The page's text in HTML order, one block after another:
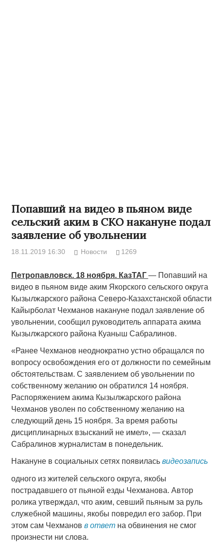
Попавший на видео в пьяном виде
сельский аким в СКО накануне подал
заявление об увольнении
18.11.2019 16:30 Новости 1269
Петропавловск. 18 ноября. КазТАГ — Попавший на
видео в пьяном виде аким Якорского сельского округа
Кызылжарского района Северо-Казахстанской области
Кайырболат Чехманов накануне подал заявление об
увольнении, сообщил руководитель аппарата акима
Кызылжарского района Куаныш Сабралинов.
«Ранее Чехманов неоднократно устно обращался по
вопросу освобождения его от должности по семейным
обстоятельствам. С заявлением об увольнении по
собственному желанию он обратился 14 ноября.
Распоряжением акима Кызылжарского района
Чехманов уволен по собственному желанию на
следующий день 15 ноября. За время работы
дисциплинарных взысканий не имел», — сказал
Сабралинов журналистам в понедельник.
Накануне в социальных сетях появилась видеозапись
одного из жителей сельского округа, якобы
пострадавшего от пьяной езды Чехманова. Автор
ролика утверждал, что аким, севший пьяным за руль
служебной машины, якобы повредил его забор. При
этом сам Чехманов в ответна обвинения не смог
произнести ни слова.